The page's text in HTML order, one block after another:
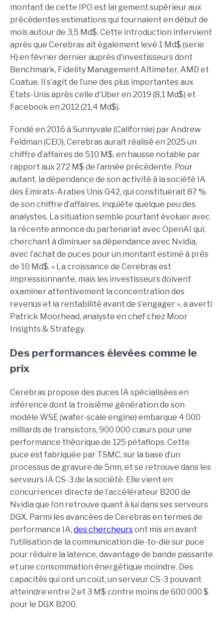
montant de cette IPO est largement supérieur aux
précédentes estimations qui tournaient en début de
mois autour de 3,5 Md$. Cette introduction intervient
après que Cerebras ait également levé 1 Md$ (serie
H) en février dernier auprès d’investisseurs dont
Benchmark, Fidelity Management Altimeter, AMD et
Coatue. Il s’agit de l’une des plus importantes aux
Etats-Unis après celle d'Uber en 2019 (8,1 Md$) et
Facebook en 2012 (21,4 Md$).
Fondé en 2016 à Sunnyvale (Californie) par Andrew
Feldman (CEO), Cerebras aurait réalisé en 2025 un
chiffre d’affaires de 510 M$, en hausse notable par
rapport aux 272 M$ de l’année précédente. Pour
autant, la dépendance de son activité à la société IA
des Emirats-Arabes Unis G42, qui constituerait 87 %
de son chiffre d’affaires, inquiète quelque peu des
analystes. La situation semble pourtant évoluer avec
la récente annonce du partenariat avec OpenAI qui,
cherchant à diminuer sa dépendance avec Nvidia,
avec l’achat de puces pour un montant estimé à près
de 10 Md$. « La croissance de Cerebras est
impressionnante, mais les investisseurs doivent
examiner attentivement la concentration des
revenus et la rentabilité avant de s’engager », a averti
Patrick Moorhead, analyste en chef chez Moor
Insights & Strategy.
Des performances élevées comme le
prix
Cerebras propose des puces IA spécialisées en
inférence dont la troisième génération de son
modèle WSE (wafer-scale engine) embarque 4 000
milliards de transistors, 900 000 cœurs pour une
performance théorique de 125 pétaflops. Cette
puce est fabriquée par TSMC, sur la base d’un
processus de gravure de 5nm, et se retrouve dans les
serveurs IA CS-3 de la société. Elle vient en
concurrencer directe de l’accélérateur B200 de
Nvidia que l’on retrouve quant à lui dans ses serveurs
DGX. Parmi les avancées de Cerebras en termes de
performance IA, des chercheursont mis en avant
l'utilisation de la communication die-to-die sur puce
pour réduire la latence, davantage de bande passante
et une consommation énergétique moindre. Des
capacités qui ont un coût, un serveur CS-3 pouvant
atteindre entre 2 et 3 M$ contre moins de 600 000 $
pour le DGX B200.